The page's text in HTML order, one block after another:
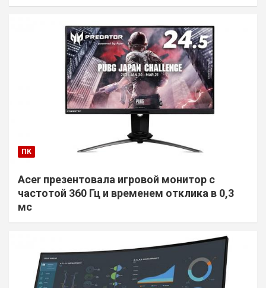
ПК
Acer презентовала игровой монитор с
частотой 360 Гц и временем отклика в 0,3
мс